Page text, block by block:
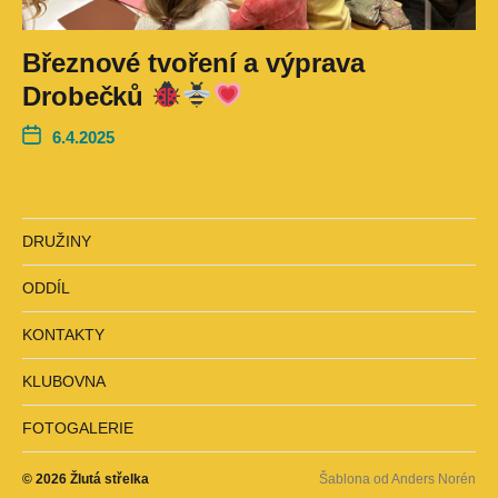
Březnové tvoření a výprava
Drobečků
6.4.2025
DRUŽINY
ODDÍL
KONTAKTY
KLUBOVNA
FOTOGALERIE
© 2026 Žlutá střelka Šablona od Anders Norén